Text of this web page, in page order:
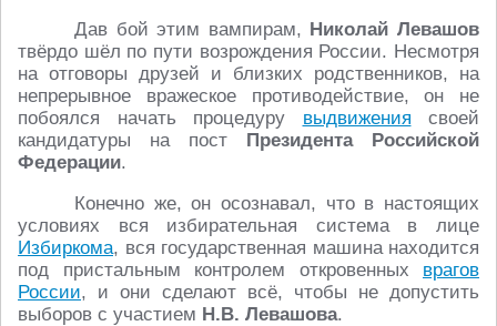
Дав бой этим вампирам, Николай Левашов
твёрдо шёл по пути возрождения России. Несмотря
на отговоры друзей и близких родственников, на
непрерывное вражеское противодействие, он не
побоялся начать процедуру выдвижения своей
кандидатуры на пост Президента Российской
Федерации.
Конечно же, он осознавал, что в настоящих
условиях вся избирательная система в лице
Избиркома, вся государственная машина находится
под пристальным контролем откровенных врагов
России, и они сделают всё, чтобы не допустить
выборов с участием Н.В. Левашова.